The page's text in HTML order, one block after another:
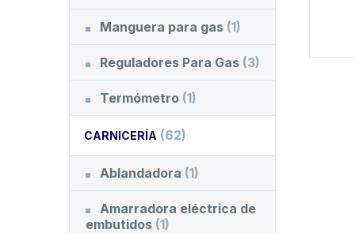
Manguera para gas (1)
Reguladores Para Gas (3)
Termómetro (1)
CARNICERÍA (62)
Ablandadora (1)
Amarradora eléctrica de
embutidos (1)